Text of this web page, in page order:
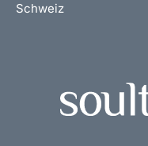
Schweiz